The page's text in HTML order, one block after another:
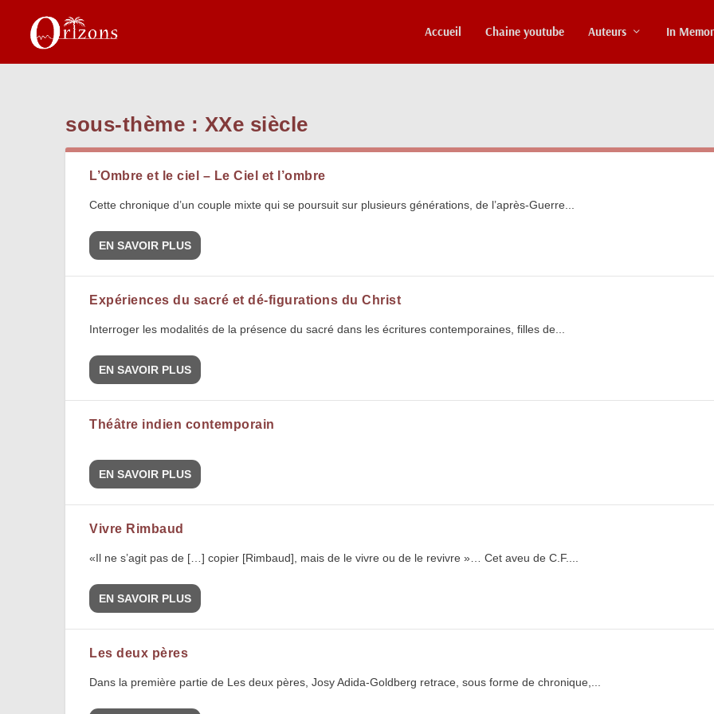
Accueil Chaine youtube Auteurs In
sous-thème : XXe siècle
L’Ombre et le ciel – Le Ciel et l’ombre
Cette chronique d’un couple mixte qui se poursuit sur plusieurs générations, de l’après-Guerre...
EN SAVOIR PLUS
Expériences du sacré et dé-figurations du Christ
Interroger les modalités de la présence du sacré dans les écritures contemporaines, filles de...
EN SAVOIR PLUS
Théâtre indien contemporain
EN SAVOIR PLUS
Vivre Rimbaud
«Il ne s’agit pas de […] copier [Rimbaud], mais de le vivre ou de le revivre »… Cet aveu de C.F....
EN SAVOIR PLUS
Les deux pères
Dans la première partie de Les deux pères, Josy Adida-Goldberg retrace, sous forme de chronique,...